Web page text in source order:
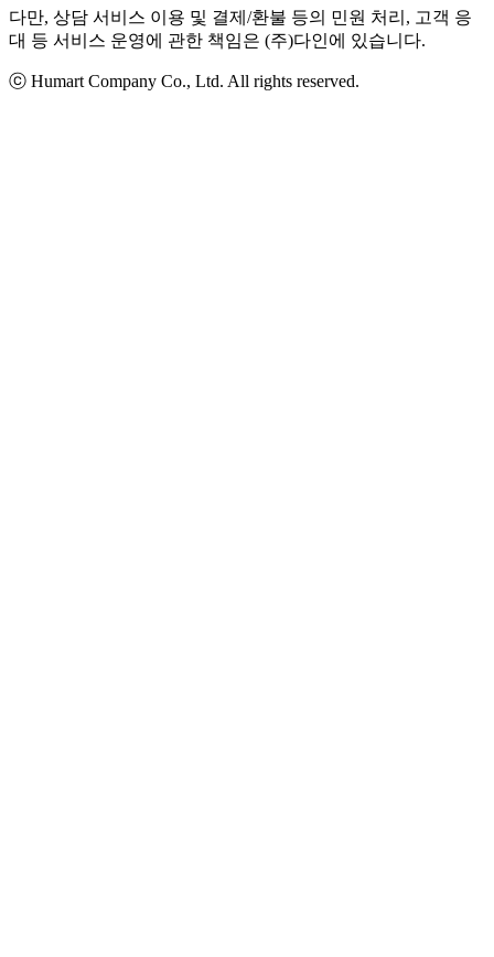
다만, 상담 서비스 이용 및 결제/환불 등의 민원 처리, 고객 응
대 등 서비스 운영에 관한 책임은 (주)다인에 있습니다.
ⓒ Humart Company Co., Ltd. All rights reserved.